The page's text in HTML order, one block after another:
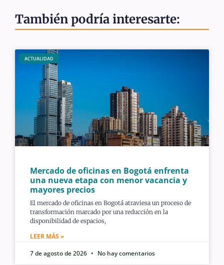
También podría interesarte:
ACTUALIDAD
Mercado de oficinas en Bogotá enfrenta
una nueva etapa con menor vacancia y
mayores precios
El mercado de oficinas en Bogotá atraviesa un proceso de
transformación marcado por una reducción en la
disponibilidad de espacios,
LEER MÁS »
7 de agosto de 2026
No hay comentarios